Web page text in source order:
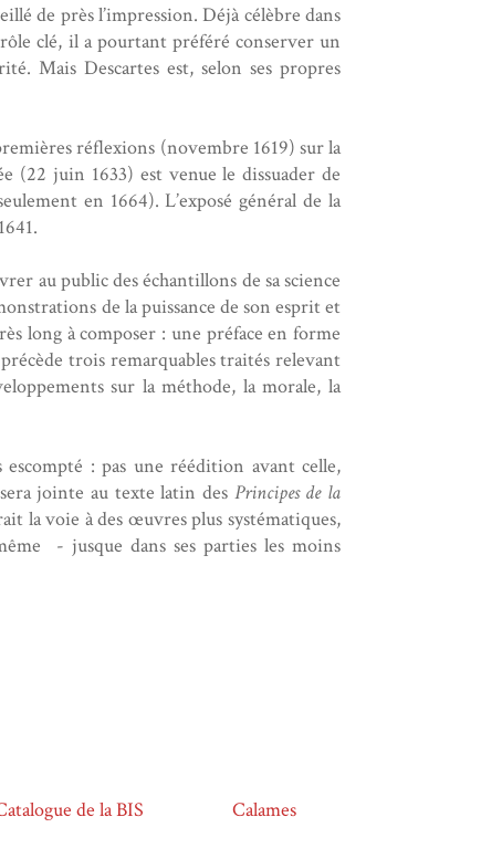
de près l’impression. Déjà célèbre dans
clé, il a pourtant préféré conserver un
Mais Descartes est, selon ses propres
réflexions (novembre 1619) sur la
(22 juin 1633) est venue le dissuader de
en 1664). L’exposé général de la
au public des échantillons de sa science
de la puissance de son esprit et
long à composer : une préface en forme
trois remarquables traités relevant
sur la méthode, la morale, la
: pas une réédition avant celle,
jointe au texte latin des Principes de la
la voie à des œuvres plus systématiques,
- jusque dans ses parties les moins
de la BIS Calames